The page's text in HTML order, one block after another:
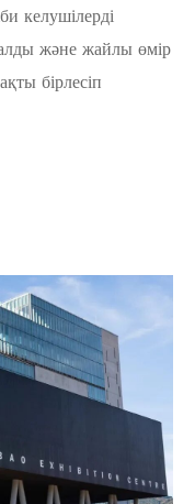
келушілерді
және жайлы өмір
бірлесіп